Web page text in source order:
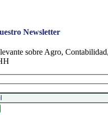
Newsletter
sobre Agro,